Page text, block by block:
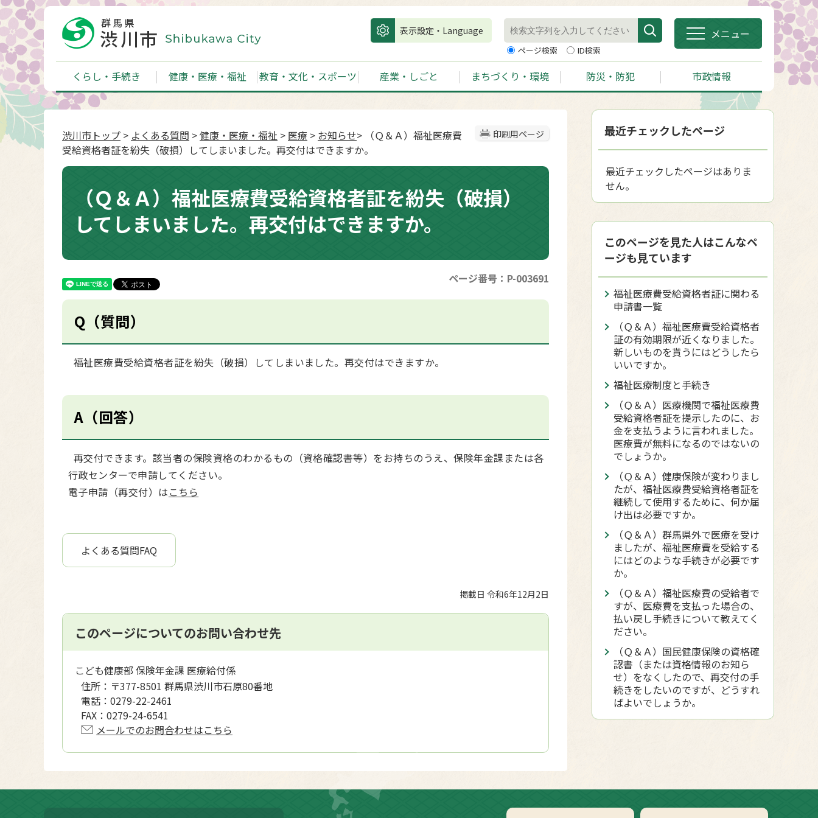
表示設定・Language
ページ検索 ID検索
メニュー
くらし・手続き 健康・医療・福祉 教育・文化・スポーツ 産業・しごと まちづくり・環境 防災・防犯 市政情報
印刷用ページ
渋川市トップ > よくある質問 >健康・医療・福祉 > 医療 > お知らせ> （Ｑ＆Ａ）福祉医療費
受給資格者証を紛失（破損）してしまいました。再交付はできますか。
（Ｑ＆Ａ）福祉医療費受給資格者証を紛失（破損）
してしまいました。再交付はできますか。
ページ番号：P-003691
Q（質問）
福祉医療費受給資格者証を紛失（破損）してしまいました。再交付はできますか。
A（回答）
再交付できます。該当者の保険資格のわかるもの（資格確認書等）をお持ちのうえ、保険年金課または各
行政センターで申請してください。
電子申請（再交付）は こちら
よくある質問FAQ
掲載日 令和6年12月2日
このページについてのお問い合わせ先
こども健康部 保険年金課 医療給付係
住所： 〒377-8501 群馬県渋川市石原80番地
電話： 0279-22-2461
FAX： 0279-24-6541
メールでのお問合わせはこちら
最近チェックしたページ
最近チェックしたページはありま
せん。
このページを見た人はこんなペ
ージも見ています
福祉医療費受給資格者証に関わる
申請書一覧
（Ｑ＆Ａ）福祉医療費受給資格者
証の有効期限が近くなりました。
新しいものを貰うにはどうしたら
いいですか。
福祉医療制度と手続き
（Ｑ＆Ａ）医療機関で福祉医療費
受給資格者証を提示したのに、お
金を支払うように言われました。
医療費が無料になるのではないの
でしょうか。
（Ｑ＆Ａ）健康保険が変わりまし
たが、福祉医療費受給資格者証を
継続して使用するために、何か届
け出は必要ですか。
（Ｑ＆Ａ）群馬県外で医療を受け
ましたが、福祉医療費を受給する
にはどのような手続きが必要です
か。
（Ｑ＆Ａ）福祉医療費の受給者で
すが、医療費を支払った場合の、
払い戻し手続きについて教えてく
ださい。
（Ｑ＆Ａ）国民健康保険の資格確
認書（または資格情報のお知ら
せ）をなくしたので、再交付の手
続きをしたいのですが、どうすれ
ばよいでしょうか。